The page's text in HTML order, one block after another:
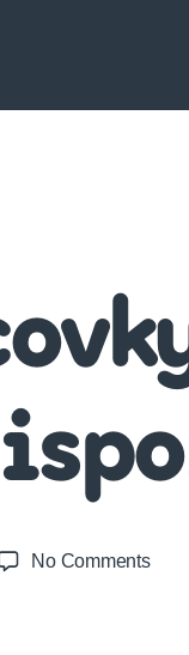
No Commentson